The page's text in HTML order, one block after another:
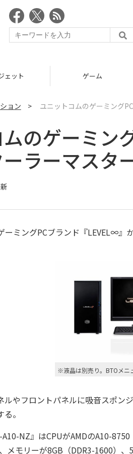
ェット ゲーム
ョン > ユニットコムのゲーミング
のゲーミン
ラーマスタ
ミングPCブランド『LEVEL∞』
※液晶は別売り。BTOメニ
やフロントパネルに吸音スポン
。
NZ』はCPUがAMDのA10-
メモリーが8GB（DDR3-1600